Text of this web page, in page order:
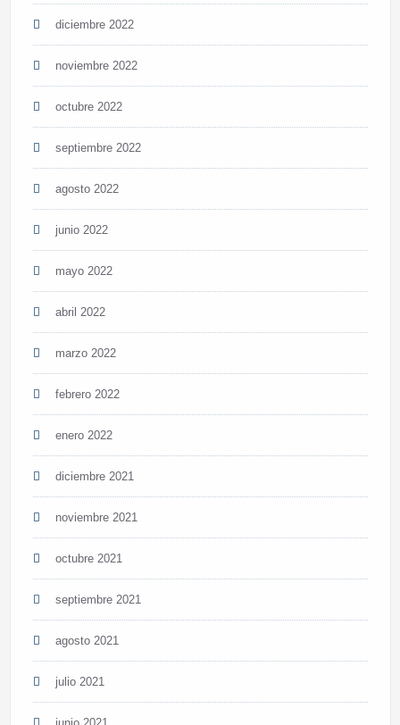
diciembre 2022
noviembre 2022
octubre 2022
septiembre 2022
agosto 2022
junio 2022
mayo 2022
abril 2022
marzo 2022
febrero 2022
enero 2022
diciembre 2021
noviembre 2021
octubre 2021
septiembre 2021
agosto 2021
julio 2021